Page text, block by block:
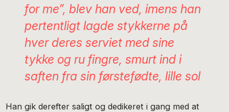
for me”, blev han ved, imens han
pertentligt lagde stykkerne på
hver deres serviet med sine
tykke og ru fingre, smurt ind i
saften fra sin førstefødte, lille sol
Han gik derefter saligt og dedikeret i gang med at